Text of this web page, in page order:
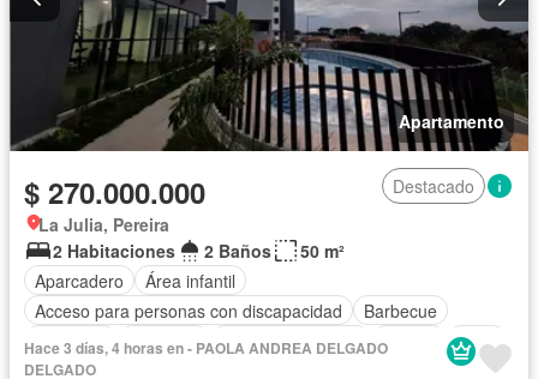
Apartamento
$ 270.000.000
Destacado
La Julia, Pereira
2 Habitaciones
2 Baños
50 m²
Aparcadero
Área infantil
Acceso para personas con discapacidad
Barbecue
Gimnasio
Ascensor Seguridad privada Piscina Agua
Hace 3 días, 4 horas en - PAOLA ANDREA DELGADO
DELGADO